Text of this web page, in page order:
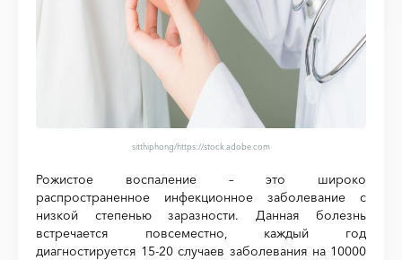
sitthiphong/https://stock.adobe.com
Рожистое воспаление – это широко
распространенное инфекционное заболевание с
низкой степенью заразности. Данная болезнь
встречается повсеместно, каждый год
диагностируется 15-20 случаев заболевания на 10000